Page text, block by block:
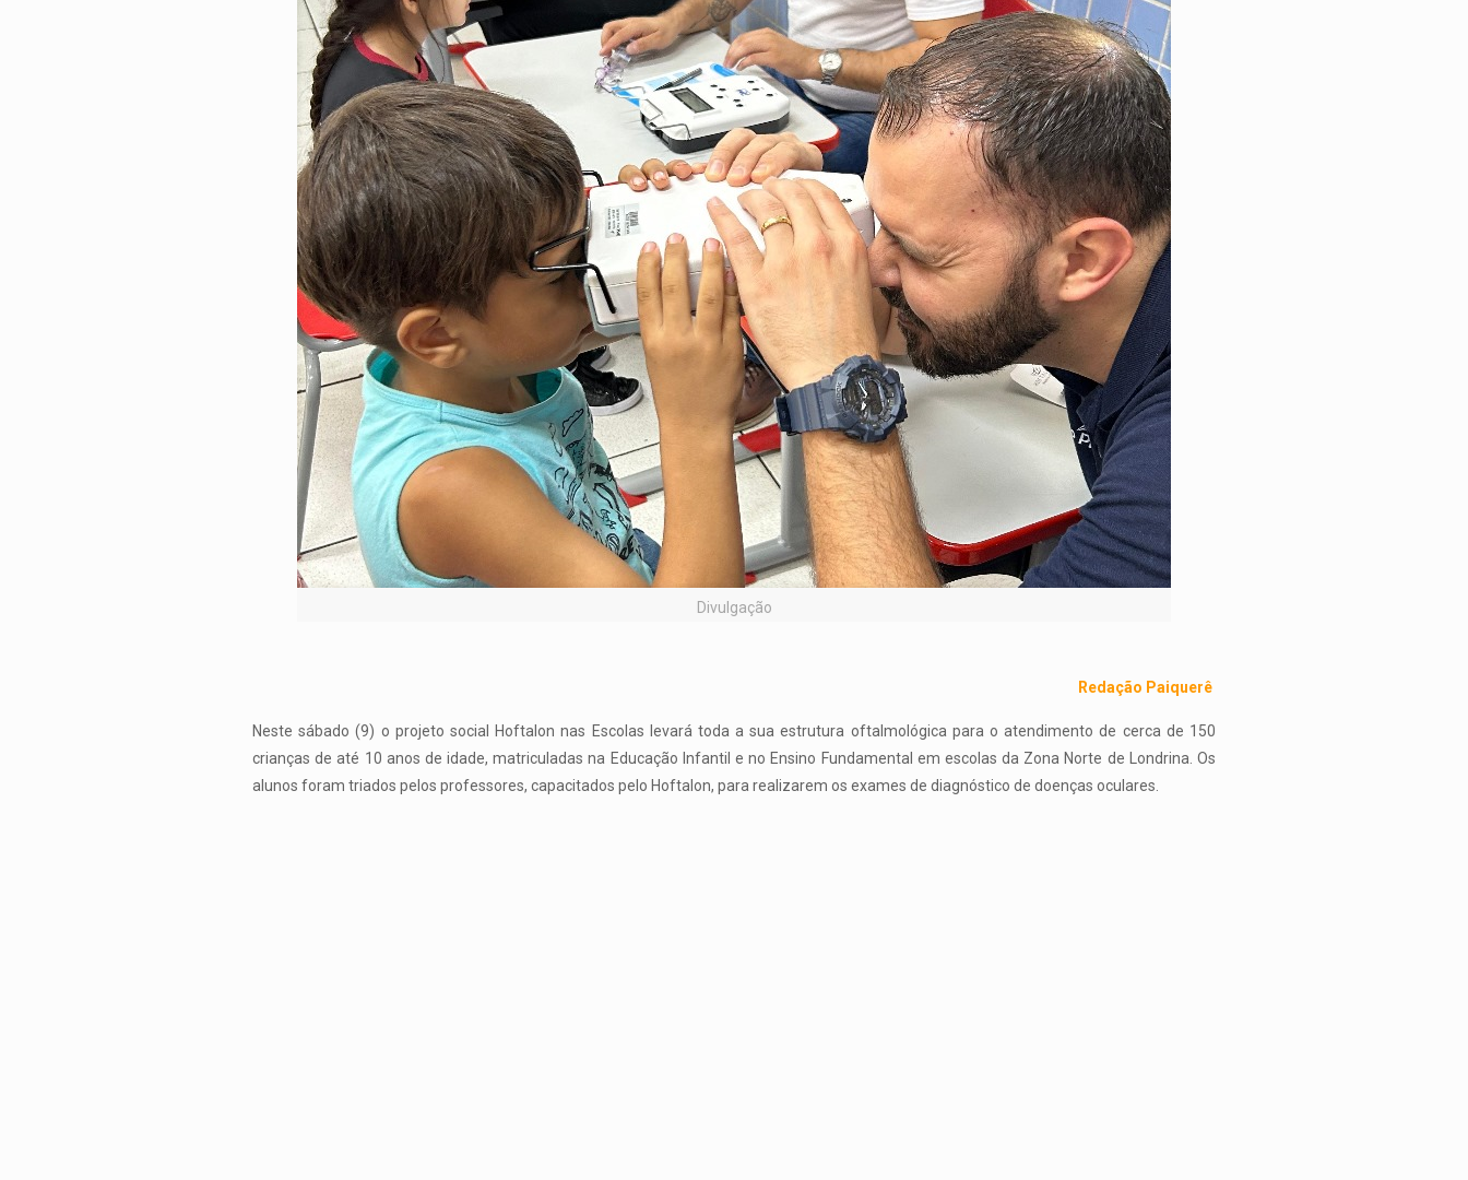
Divulgação
Redação Paiquerê
Neste sábado (9) o projeto social Hoftalon nas Escolas levará toda a sua estrutura oftalmológica para o atendimento de cerca de 150
crianças de até 10 anos de idade, matriculadas na Educação Infantil e no Ensino Fundamental em escolas da Zona Norte de Londrina. Os
alunos foram triados pelos professores, capacitados pelo Hoftalon, para realizarem os exames de diagnóstico de doenças oculares.